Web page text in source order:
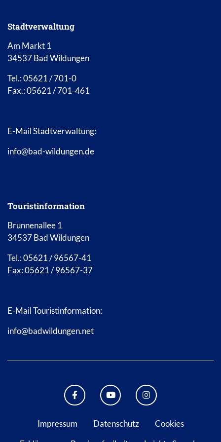
Stadtverwaltung
Am Markt 1
34537 Bad Wildungen
Tel.: 05621 / 701-0
Fax.: 05621 / 701-461
E-Mail Stadtverwaltung:
info@bad-wildungen.de
Touristinformation
Brunnenallee 1
34537 Bad Wildungen
Tel.: 05621 / 96567-41
Fax: 05621 / 96567-37
E-Mail Touristinformation:
info@badwildungen.net
FACEBOOK BAD WILDUNGEN
YOUTUBE KANAL STADT
INSTAGRAM
Impressum Datenschutz
Cookies